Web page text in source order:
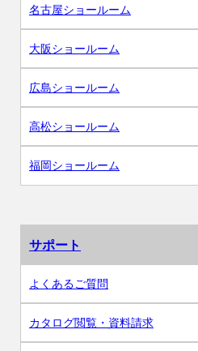
名古屋ショールーム
大阪ショールーム
広島ショールーム
高松ショールーム
福岡ショールーム
サポート
よくあるご質問
カタログ閲覧・資料請求